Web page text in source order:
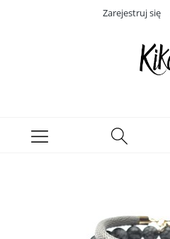
Zarejestruj się